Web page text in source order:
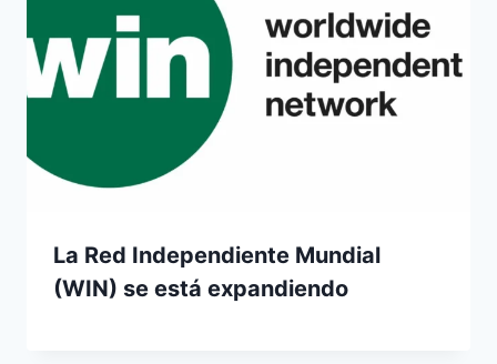
La Red Independiente Mundial
(WIN) se está expandiendo